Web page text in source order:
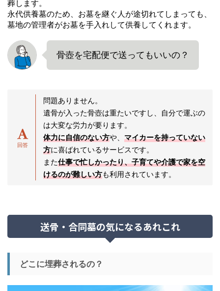
葬します。
永代供養墓のため、お墓を継ぐ人が途切れてしまっても、
墓地の管理者がお墓を手入れして供養してくれます。
骨壺を宅配便で送ってもいいの？
問題ありません。
遺骨が入った骨壺は重たいですし、自分で運ぶの
は大変な労力が要ります。
体力に自信のない方や、 マイカーを持っていない
方に喜ばれているサービスです。
また仕事で忙しかったり、子育てや介護で家を空
けるのが難しい方も利用されています。
送骨・合同墓の気になるあれこれ
どこに埋葬されるの？